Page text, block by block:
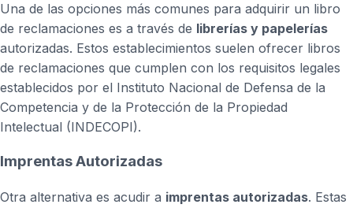
Una de las opciones más comunes para adquirir un libro
de reclamaciones es a través de librerías y papelerías
autorizadas. Estos establecimientos suelen ofrecer libros
de reclamaciones que cumplen con los requisitos legales
establecidos por el Instituto Nacional de Defensa de la
Competencia y de la Protección de la Propiedad
Intelectual (INDECOPI).
Imprentas Autorizadas
Otra alternativa es acudir a imprentas autorizadas. Estas